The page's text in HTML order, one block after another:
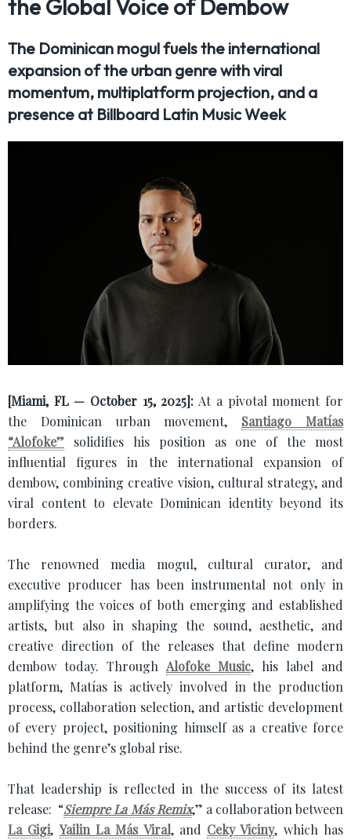
the Global Voice of Dembow
The Dominican mogul fuels the international
expansion of the urban genre with viral
momentum, multiplatform projection, and a
presence at Billboard Latin Music Week
[Miami, FL — October 15, 2025]: At a pivotal moment for
the Dominican urban movement, Santiago Matías
“Alofoke” solidifies his position as one of the most
influential figures in the international expansion of
dembow, combining creative vision, cultural strategy, and
viral content to elevate Dominican identity beyond its
borders.
The renowned media mogul, cultural curator, and
executive producer has been instrumental not only in
amplifying the voices of both emerging and established
artists, but also in shaping the sound, aesthetic, and
creative direction of the releases that define modern
dembow today. Through Alofoke Music, his label and
platform, Matías is actively involved in the production
process, collaboration selection, and artistic development
of every project, positioning himself as a creative force
behind the genre’s global rise.
That leadership is reflected in the success of its latest
release: “Siempre La Más Remix,” a collaboration between
La Gigi, Yailin La Más Viral, and Ceky Viciny, which has